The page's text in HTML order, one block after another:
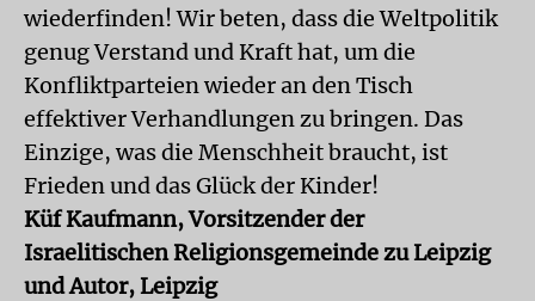
wiederfinden! Wir beten, dass die Weltpolitik
genug Verstand und Kraft hat, um die
Konfliktparteien wieder an den Tisch
effektiver Verhandlungen zu bringen. Das
Einzige, was die Menschheit braucht, ist
Frieden und das Glück der Kinder!
Küf Kaufmann, Vorsitzender der
Israelitischen Religionsgemeinde zu Leipzig
und Autor, Leipzig